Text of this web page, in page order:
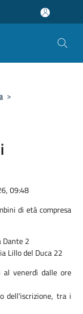
>
09:48
di età compresa
Dante 2
Lillo del Duca 22
venerdì dalle ore
dell'iscrizione, tra i